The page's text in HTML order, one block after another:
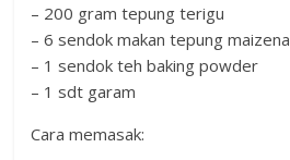
– 200 gram tepung terigu
– 6 sendok makan tepung maizena
– 1 sendok teh baking powder
– 1 sdt garam
Cara memasak: